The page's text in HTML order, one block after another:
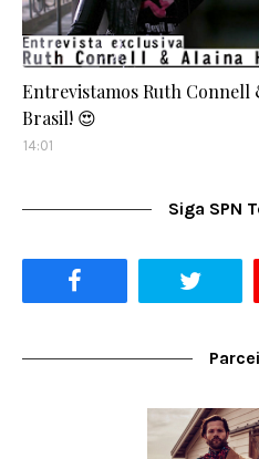
Entrevistamos Ruth Connell
Brasil! 😍
14:01
Siga SPN